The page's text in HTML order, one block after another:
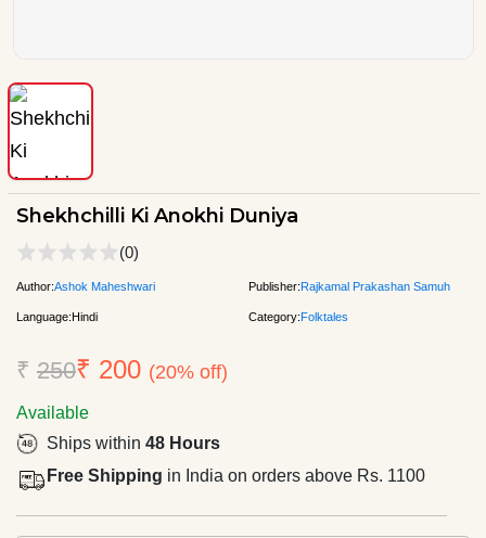
Shekhchilli Ki Anokhi Duniya
(0)
Author:Ashok Maheshwari Publisher:Rajkamal Prakashan Samuh
Language:Hindi Category:Folktales
₹ 250₹ 200 (20% off)
Available
Ships within 48 Hours
Free Shipping in India on orders above Rs. 1100